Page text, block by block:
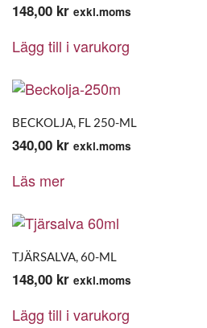
148,00 kr exkl.moms
Lägg till i varukorg
BECKOLJA, FL 250-ML
340,00 kr exkl.moms
Läs mer
TJÄRSALVA, 60-ML
148,00 kr exkl.moms
Lägg till i varukorg